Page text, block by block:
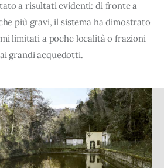
a risultati evidenti: di fronte a
più gravi, il sistema ha dimostrato
limitati a poche località o frazioni
grandi acquedotti.